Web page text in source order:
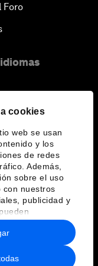
cookies
web se usan
y los
de redes
Además,
sobre el uso
con nuestros
publicidad y
que les
hayan
que haya
Foro